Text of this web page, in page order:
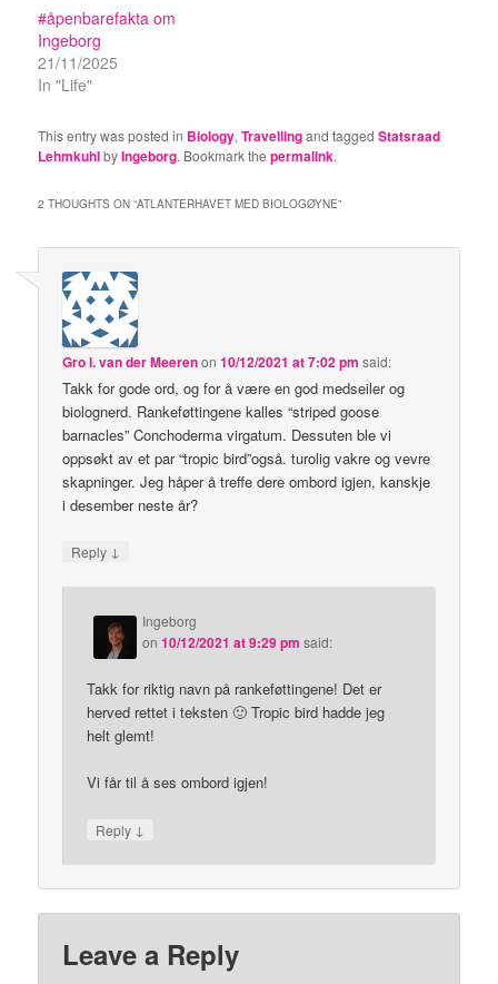
#åpenbarefakta om
Ingeborg
21/11/2025
In "Life"
This entry was posted in Biology,Travellingand taggedStatsraad
LehmkuhlbyIngeborg. Bookmark thepermalink.
2 THOUGHTS ON “ATLANTERHAVET MED BIOLOGØYNE”
Gro I. van der Meerenon10/12/2021 at 7:02 pm said:
Takk for gode ord, og for å være en god medseiler og
biolognerd. Rankeføttingene kalles “striped goose
barnacles” Conchoderma virgatum. Dessuten ble vi
oppsøkt av et par “tropic bird”også. turolig vakre og vevre
skapninger. Jeg håper å treffe dere ombord igjen, kanskje
i desember neste år?
Reply ↓
Ingeborg
on10/12/2021 at 9:29 pm said:
Takk for riktig navn på rankeføttingene! Det er
herved rettet i teksten 🙂 Tropic bird hadde jeg
helt glemt!
Vi får til å ses ombord igjen!
Reply ↓
Leave a Reply